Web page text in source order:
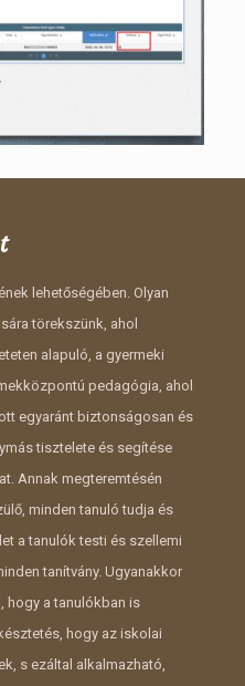
lehetőségében. Olyan
törekszünk, ahol
alapuló, a gyermeki
pedagógia, ahol
egyaránt biztonságosan és
tisztelete és segítése
Annak megteremtésén
minden tanuló tudja és
a tanulók testi és szellemi
tanítvány. Ugyanakkor
hogy a tanulókban is
hogy az iskolai
s ezáltal alkalmazható,